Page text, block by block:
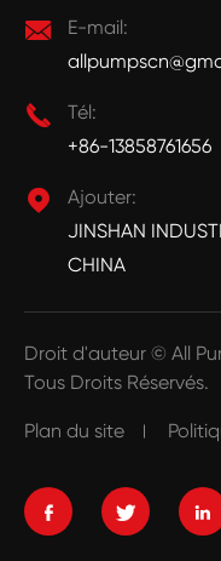

E-mail:

Tél:
+86-13858761656

Ajouter:
JINSHAN
CHINA
Droit d'auteur © All
Tous Droits Réservés.
Plan du site
  